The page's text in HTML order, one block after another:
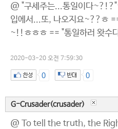
@ "구세주는...통일이다
입에서...또, 나오지요~??ㅎ
~!!ㅎㅎㅎ == "통일하러 왓수
2020-03-20 오전 7:59:30
0 0
G-Crusader(crusader)
@ To tell the truth, the